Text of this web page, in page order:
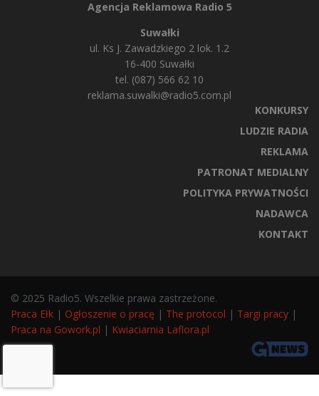
Agencja Reklamowa Radio 5
Suwałki
ul. Ks J. Zawadzkiego 2 lok. 1.2
16-400 Suwałki
tel. (087) 566 62 10
reklama.suwalki@radio5.com.pl
KONKURSY
LUDZIE RADIA
REKLAMA
PATRONAT MEDIALNY
POLITYKA PRYWATNOŚCI
NADAWCA
KONTAKT
© 2025 Radio5. Wszelkie prawa zastrzeżone.
Praca Ełk | Ogłoszenie o pracę | The protocol | Targi pracy |
Praca na Gowork.pl | Kwiaciarnia Laflora.pl